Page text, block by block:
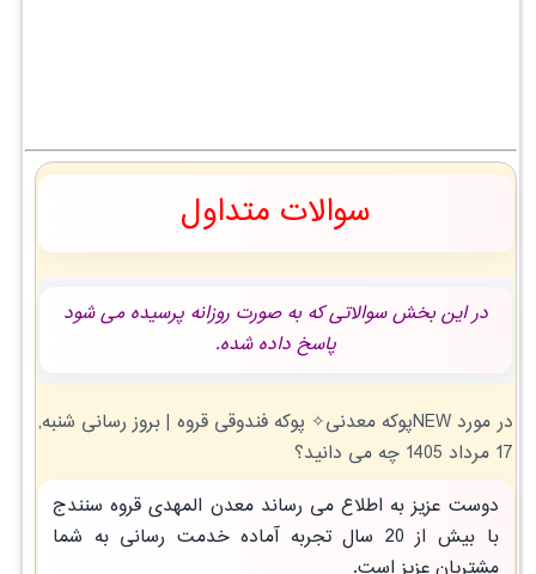
سوالات متداول
در این بخش سوالاتی که به صورت روزانه پرسیده می شود
پاسخ داده شده.
در مورد NEWپوکه معدنی✧ پوکه فندوقی قروه | بروز رسانی شنبه,
17 مرداد 1405 چه می دانید؟
دوست عزیز به اطلاع می رساند معدن المهدی قروه سنندج
با بیش از 20 سال تجربه آماده خدمت رسانی به شما